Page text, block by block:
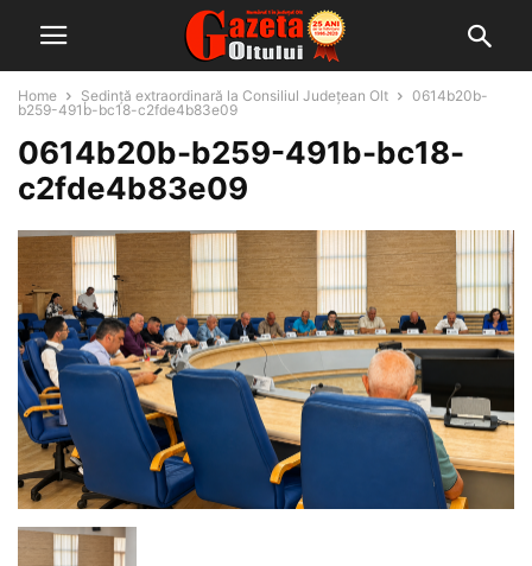
Home Ședință extraordinară la Consiliul Județean Olt
0614b20b-
b259-491b-bc18-c2fde4b83e09
0614b20b-b259-491b-bc18-
c2fde4b83e09